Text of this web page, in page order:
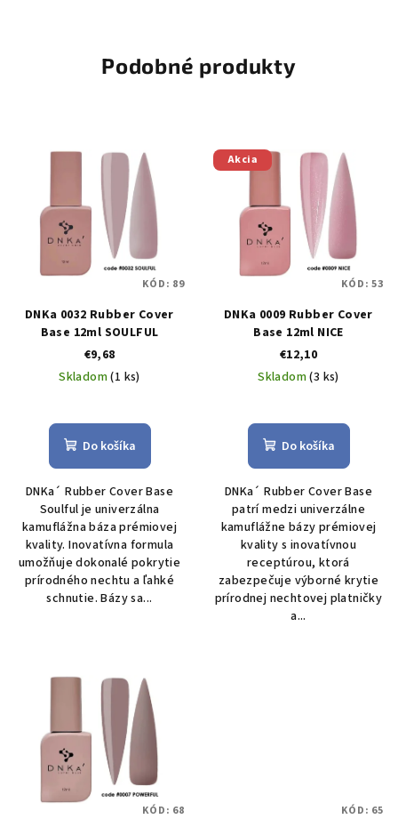
Podobné produkty
DNKa 0032 Rubber Cover
Base 12ml SOULFUL
€9,68
Skladom(1 ks)
Do košíka
DNKa´ Rubber Cover Base
Soulful je univerzálna
kamuflážna báza prémiovej
kvality. Inovatívna formula
umožňuje dokonalé pokrytie
prírodného nechtu a ľahké
schnutie. Bázy sa...
KÓD: 89
Akcia
DNKa 0009 Rubber Cover
Base 12ml NICE
€12,10
Skladom(3 ks)
Do košíka
DNKa´ Rubber Cover Base
patrí medzi univerzálne
kamuflážne bázy prémiovej
kvality s inovatívnou
receptúrou, ktorá
zabezpečuje výborné krytie
prírodnej nechtovej platničky
a...
KÓD:53
KÓD: 68 KÓD: 65